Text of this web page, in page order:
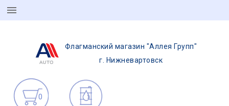
Флагманский магазин "Аллея Групп"
г. Нижневартовск
0